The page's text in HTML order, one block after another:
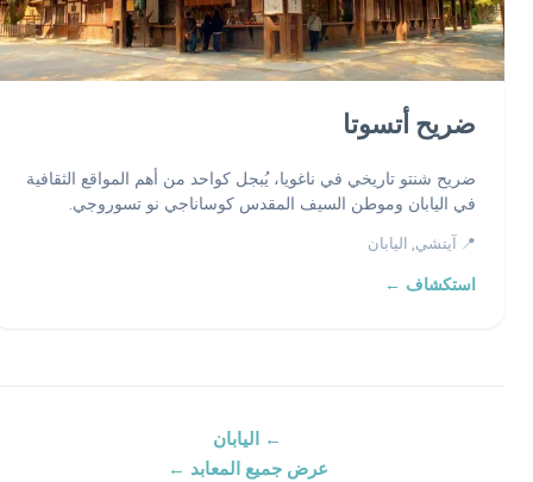
ضريح أتسوتا
ضريح شنتو تاريخي في ناغويا، يُبجل كواحد من أهم المواقع الثقافية
في اليابان وموطن السيف المقدس كوساناجي نو تسوروجي.
📍 آيتشي, اليابان
استكشاف ←
← اليابان
عرض جميع المعابد ←